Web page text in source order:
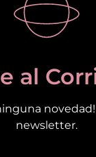
al
newsletter.